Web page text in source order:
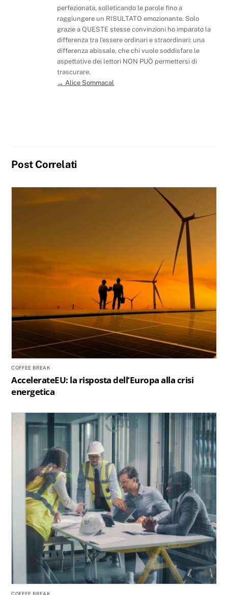
perfezionata, solleticando le parole fino a
raggiungere un RISULTATO emozionante. Solo
grazie a QUESTE stesse convinzioni ho imparato la
differenza tra l'essere ordinari e straordinari: una
differenza abissale, che chi vuole soddisfare le
aspettative dei lettori NON PUÒ permettersi di
trascurare.
→ Alice Sommacal
Post Correlati
COFFEE BREAK
AccelerateEU: la risposta dell’Europa alla crisi
energetica
COFFEE BREAK